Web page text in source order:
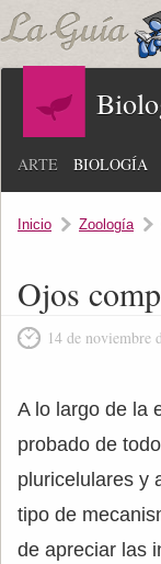
ARTE BIOLOGÍA
Inicio Zoología
Ojos
14 de noviembre
A lo largo de la
probado de
pluricelulares y
tipo de
de apreciar las